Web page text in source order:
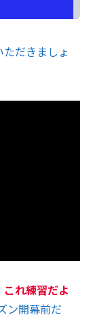
だきましょ
これ練習だよ
ン開幕前だ